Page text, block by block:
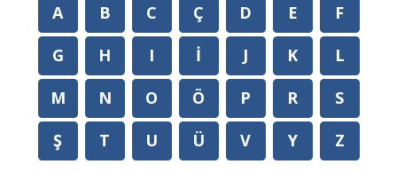
A B C Ç D E
F
G
H I İ J K
L
M
N O Ö P R
S
Ş
T U Ü V Y Z